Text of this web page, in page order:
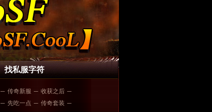
找私服字符
─ 传奇新服 ─ 收获之后 ─
─ 先吃一点 ─ 传奇套装 ─